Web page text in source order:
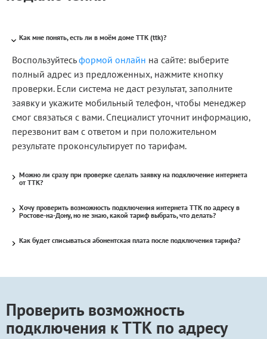
Как мне понять, есть ли в моём доме ТТК (ttk)?
Воспользуйтесьформой онлайн на сайте: выберите
полный адрес из предложенных, нажмите кнопку
проверки. Если система не даст результат, заполните
заявку и укажите мобильный телефон, чтобы менеджер
смог связаться с вами. Специалист уточнит информацию,
перезвонит вам с ответом и при положительном
результате проконсультирует по тарифам.
Можно ли сразу при проверке сделать заявку на подключение интернета
от ТТК?
Хочу проверить возможность подключения интернета ТТК по адресу в
Ростове-на-Дону, но не знаю, какой тариф выбрать, что делать?
Как будет списываться абонентская плата после подключения тарифа?
Проверить возможность
подключения к ТТК по адресу